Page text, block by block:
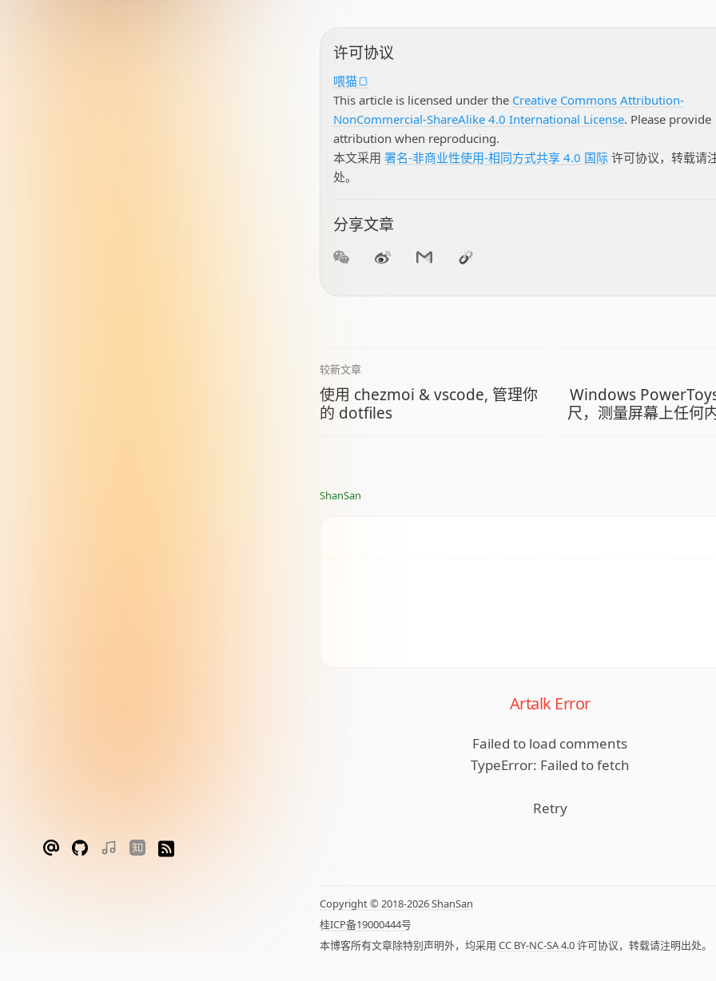
许可协议
喂猫🍞
This article is licensed under the Creative Commons Attribution-
NonCommercial-ShareAlike 4.0 International License. Please provide
attribution when reproducing.
本文采用 署名-非商业性使用-相同方式共享 4.0 国际 许可协议，转载请
处。
分享文章
较新文章
使用 chezmoi & vscode, 管理你
的 dotfiles
Windows
尺，测量屏幕上任何
ShanSan
Artalk Error
Failed to load comments
TypeError: Failed to fetch
Retry
Copyright © 2018-2026 ShanSan
桂ICP备19000444号
本博客所有文章除特别声明外，均采用 CC BY-NC-SA 4.0许可协议，转载请注明出处。